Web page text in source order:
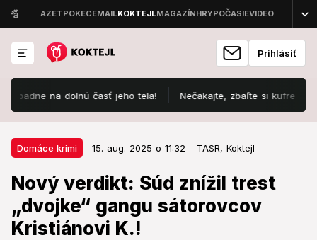
Prihlásiť
na dolnú časť jeho tela! Nečakajte, zbaľte si kufre a
Domáce krimi 15. aug. 2025 o 11:32 TASR, Koktejl
Nový verdikt: Súd znížil trest
„dvojke“ gangu sátorovcov
Kristiánovi K.!
Domáce krimi 15. aug. 2025 o 11:32
Nový verdikt: Súd znížil trest
„dvojke“ gangu sátorovcov
Kristiánovi K.!